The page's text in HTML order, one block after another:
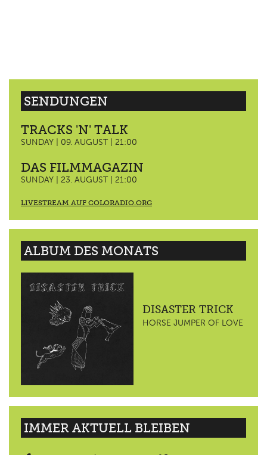
SENDUNGEN
TRACKS 'N' TALK
SUNDAY | 09. AUGUST | 21:00
DAS FILMMAGAZIN
SUNDAY | 23. AUGUST | 21:00
LIVESTREAM AUF COLORADIO.ORG
ALBUM DES MONATS
DISASTER TRICK
HORSE JUMPER OF LOVE
IMMER AKTUELL BLEIBEN